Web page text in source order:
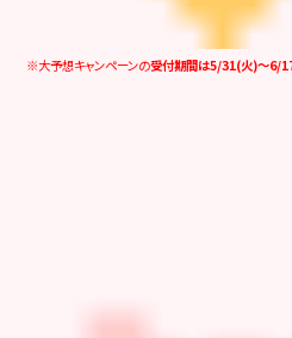
※大予想キャンペーンの受付期間は5/31(火)～6/